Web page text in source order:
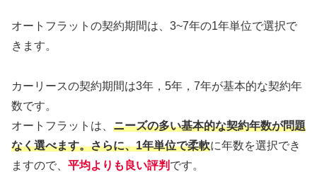
オートフラットの契約期間は、3~7年の1年単位で選択で
きます。
カーリースの契約期間は3年，5年，7年が基本的な契約年
数です。
オートフラットは、 ニーズの多い基本的な契約年数が問題
なく選べます。さらに、1年単位で柔軟に年数を選択でき
ますので、 平均よりも良い評判 です。